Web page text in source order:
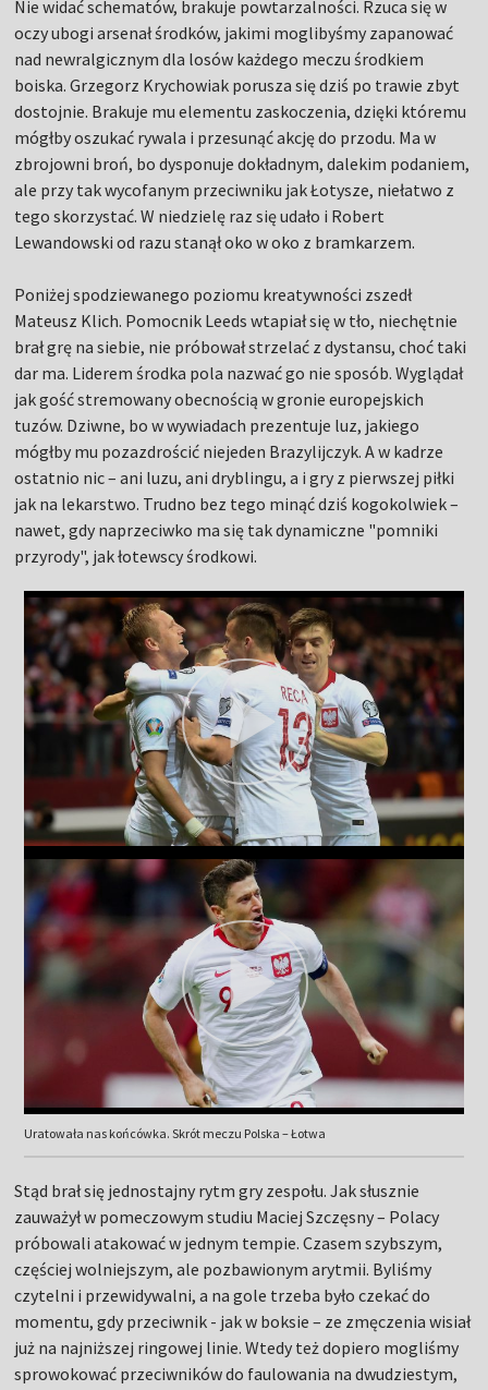
Nie widać schematów, brakuje powtarzalności. Rzuca się w
oczy ubogi arsenał środków, jakimi moglibyśmy zapanować
nad newralgicznym dla losów każdego meczu środkiem
boiska. Grzegorz Krychowiak porusza się dziś po trawie zbyt
dostojnie. Brakuje mu elementu zaskoczenia, dzięki któremu
mógłby oszukać rywala i przesunąć akcję do przodu. Ma w
zbrojowni broń, bo dysponuje dokładnym, dalekim podaniem,
ale przy tak wycofanym przeciwniku jak Łotysze, niełatwo z
tego skorzystać. W niedzielę raz się udało i Robert
Lewandowski od razu stanął oko w oko z bramkarzem.
Poniżej spodziewanego poziomu kreatywności zszedł
Mateusz Klich. Pomocnik Leeds wtapiał się w tło, niechętnie
brał grę na siebie, nie próbował strzelać z dystansu, choć taki
dar ma. Liderem środka pola nazwać go nie sposób. Wyglądał
jak gość stremowany obecnością w gronie europejskich
tuzów. Dziwne, bo w wywiadach prezentuje luz, jakiego
mógłby mu pozazdrościć niejeden Brazylijczyk. A w kadrze
ostatnio nic – ani luzu, ani dryblingu, a i gry z pierwszej piłki
jak na lekarstwo. Trudno bez tego minąć dziś kogokolwiek –
nawet, gdy naprzeciwko ma się tak dynamiczne "pomniki
przyrody", jak łotewscy środkowi.
Uratowała nas końcówka. Skrót meczu Polska – Łotwa
Stąd brał się jednostajny rytm gry zespołu. Jak słusznie
zauważył w pomeczowym studiu Maciej Szczęsny – Polacy
próbowali atakować w jednym tempie. Czasem szybszym,
częściej wolniejszym, ale pozbawionym arytmii. Byliśmy
czytelni i przewidywalni, a na gole trzeba było czekać do
momentu, gdy przeciwnik - jak w boksie – ze zmęczenia wisiał
już na najniższej ringowej linie. Wtedy też dopiero mogliśmy
sprowokować przeciwników do faulowania na dwudziestym,